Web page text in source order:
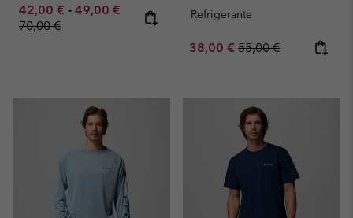
Minimum sale price:
42,00 € - Maximum sale price:
49,00 € Regular price:
70,00 €
Refrigerante
Sale price:
38,00 € Regular price:
55,00 €